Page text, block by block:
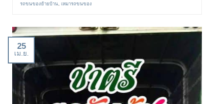
รถขนของย้ายบ้าน เหมารถขนของ
25
เม.ย.